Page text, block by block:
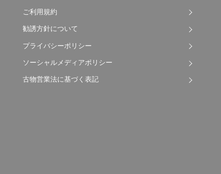
ご利用規約
勧誘方針について
プライバシーポリシー
ソーシャルメディアポリシー
古物営業法に基づく表記